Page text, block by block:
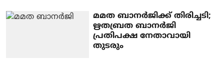
മമത ബാനർജിക്ക് തിരിച്ചടി;
ഋതബ്രത ബാനർജി
പ്രതിപക്ഷ നേതാവായി
തുടരും